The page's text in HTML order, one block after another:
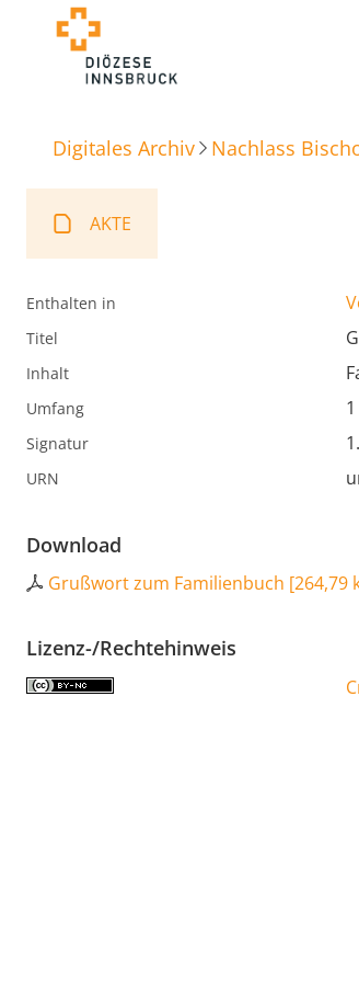
Digitales Archiv Nachlass
AKTE
Enthalten in
Titel
Inhalt
Umfang
Signatur
URN
Download
Grußwort zum Familienbuch [264,79
Lizenz-/Rechtehinweis